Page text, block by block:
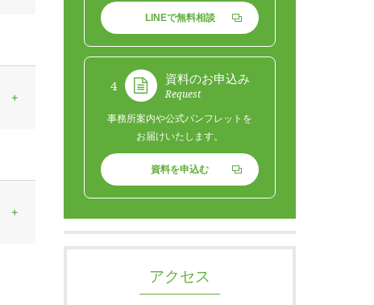
LINEで無料相談
4
資料のお申込み
Request
事務所案内や公式パンフレットを
お届けいたします。
資料を申込む
アクセス